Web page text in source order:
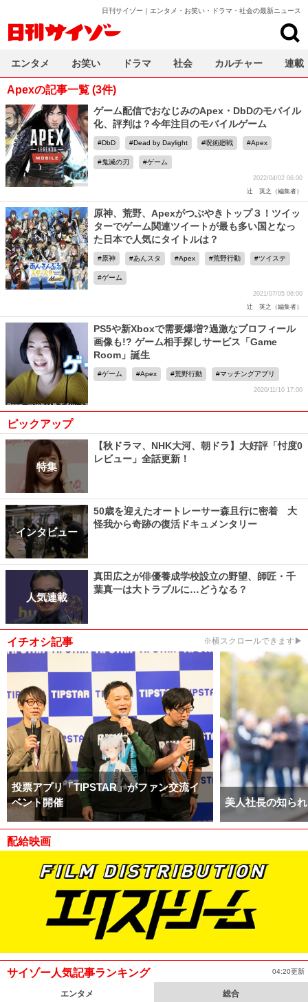
日刊サイゾー｜エンタメ・お笑い・ドラマ・社会の最新ニュース
Apexの記事一覧 (3件)
ゲーム配信でおなじみのApex・DbDのモバイル
化、評判は？今年注目のモバイルゲーム
DbD Dead by Daylight 呪術廻戦 Apex
鬼滅の刃 ゲーム
2022/04/02 06:00
辻 英之（編集者）
原神、荒野、Apexがつぶやきトップ３！ツイッ
ターでゲーム関連ツイートが最も多い国となっ
た日本で人気にタイトルは？
原神 あんスタ Apex 荒野行動 ツイステ
ゲーム
2021/07/05 06:00
辻 英之（編集者）
PS5や新Xboxで需要爆増?過激なプロフィール
画像も!? ゲーム相手探しサービス「Game
Room」誕生
ゲーム Apex 荒野行動 マッチングアプリ
2020/11/10 17:00
ピックアップ
特集
【秋ドラマ、NHK大河、朝ドラ】大好評「忖度0
レビュー」全話更新！
インタビュー
50歳を迎えたオートレーサー森且行に密着 大
怪我から奇跡の復活ドキュメンタリー
人気連載
真田広之が俳優養成学校設立の野望、師匠・千
葉真一は大トラブルに…どうなる？
イチオシ記事 ※横スクロールできます▶
投票アプリ「TIPSTAR」がファン交流イ
ベント開催
美人社長の知ら
配給映画
サイゾー人気記事ランキング 04:20更新
エンタメ 総合
エンタメ お笑い ドラマ 社会 カルチャー 連載